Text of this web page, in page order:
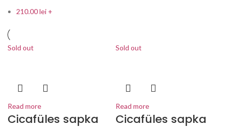
210.00lei +
Sold out
Read more
Cicafüles sapka
Sold out
Read more
Cicafüles sapka